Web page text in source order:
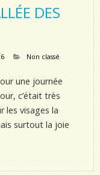
DES
Non classé
une journée
c’était très
les visages la
surtout la joie